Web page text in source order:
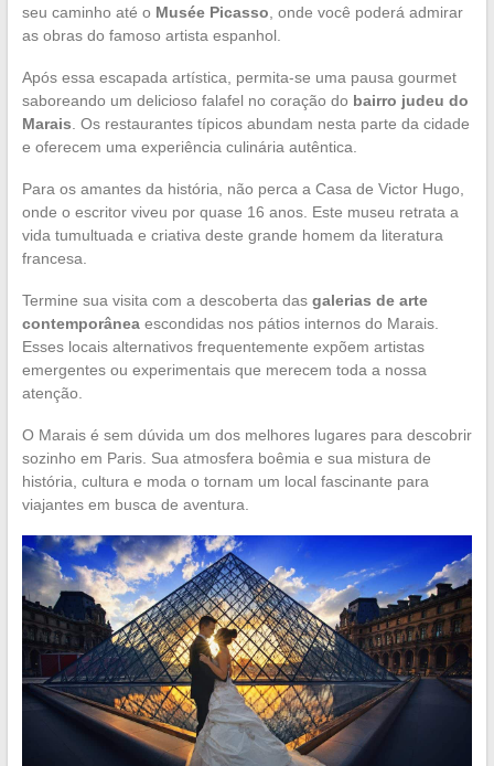
seu caminho até o Musée Picasso, onde você poderá admirar
as obras do famoso artista espanhol.
Após essa escapada artística, permita-se uma pausa gourmet
saboreando um delicioso falafel no coração do bairro judeu do
Marais. Os restaurantes típicos abundam nesta parte da cidade
e oferecem uma experiência culinária autêntica.
Para os amantes da história, não perca a Casa de Victor Hugo,
onde o escritor viveu por quase 16 anos. Este museu retrata a
vida tumultuada e criativa deste grande homem da literatura
francesa.
Termine sua visita com a descoberta das galerias de arte
contemporâneaescondidas nos pátios internos do Marais.
Esses locais alternativos frequentemente expõem artistas
emergentes ou experimentais que merecem toda a nossa
atenção.
O Marais é sem dúvida um dos melhores lugares para descobrir
sozinho em Paris. Sua atmosfera boêmia e sua mistura de
história, cultura e moda o tornam um local fascinante para
viajantes em busca de aventura.